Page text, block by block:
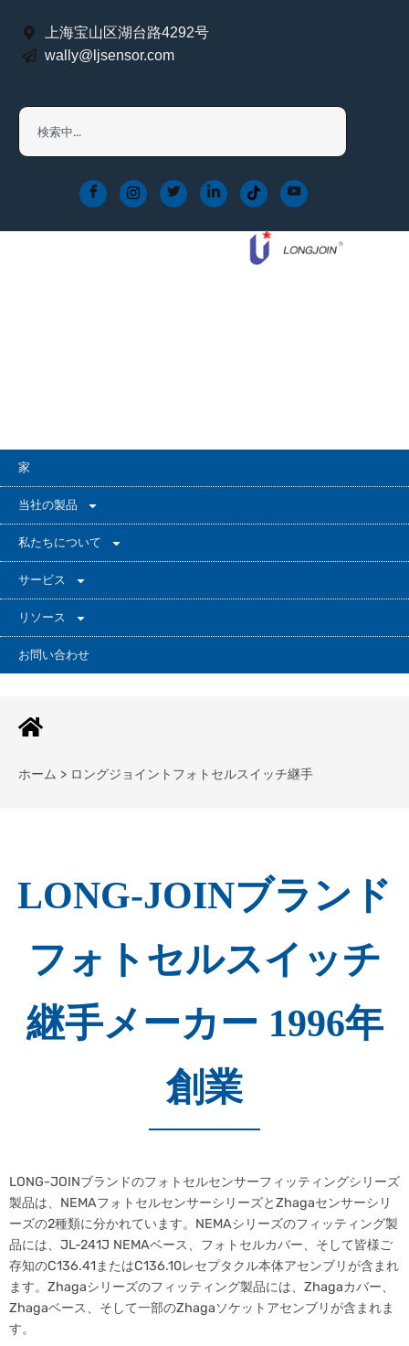
上海宝山区湖台路4292号
wally@ljsensor.com
家
当社の製品
私たちについて
サービス
リソース
お問い合わせ
ホーム > ロングジョイントフォトセルスイッチ継手
LONG-JOINブランド
フォトセルスイッチ
継手メーカー 1996年
創業
LONG-JOINブランドのフォトセルセンサーフィッティングシリーズ
製品は、NEMAフォトセルセンサーシリーズとZhagaセンサーシリ
ーズの2種類に分かれています。NEMAシリーズのフィッティング製
品には、JL-241J NEMAベース、フォトセルカバー、そして皆様ご
存知のC136.41またはC136.10レセプタクル本体アセンブリが含まれ
ます。Zhagaシリーズのフィッティング製品には、Zhagaカバー、
Zhagaベース、そして一部のZhagaソケットアセンブリが含まれま
す。